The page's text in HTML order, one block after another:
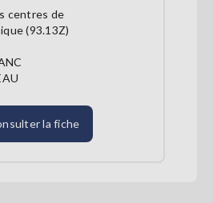
centres de
(93.13Z)
la fiche